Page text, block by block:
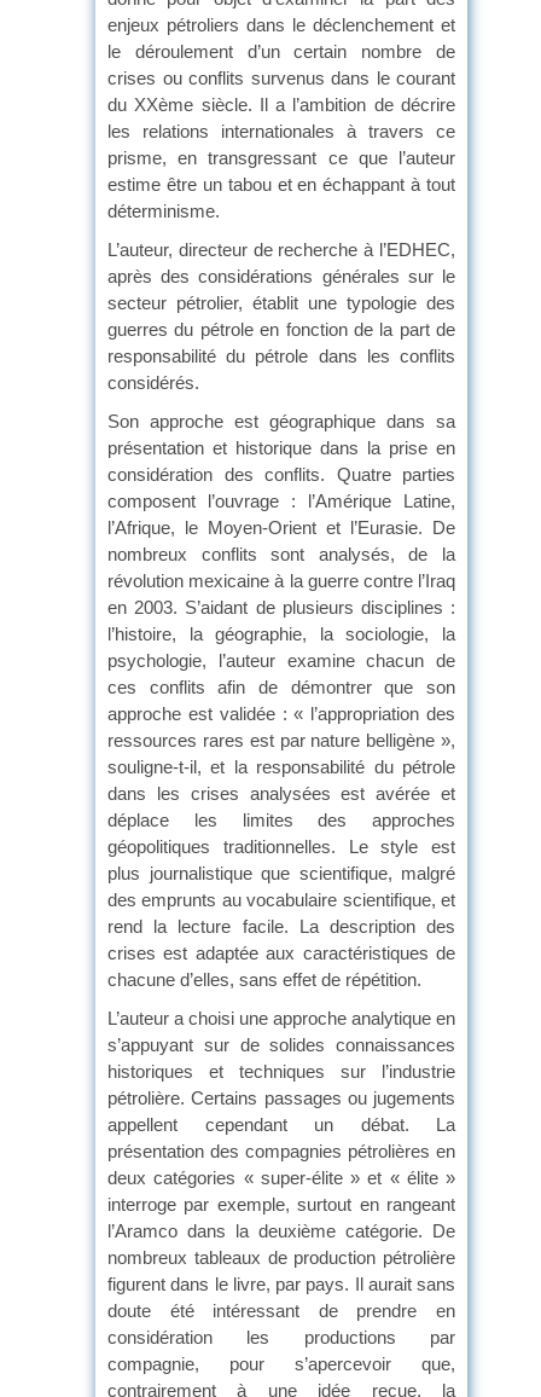
enjeux pétroliers dans le déclenchement et
le déroulement d’un certain nombre de
crises ou conflits survenus dans le courant
du XXème siècle. Il a l’ambition de décrire
les relations internationales à travers ce
prisme, en transgressant ce que l’auteur
estime être un tabou et en échappant à tout
déterminisme.
L’auteur, directeur de recherche à l’EDHEC,
après des considérations générales sur le
secteur pétrolier, établit une typologie des
guerres du pétrole en fonction de la part de
responsabilité du pétrole dans les conflits
considérés.
Son approche est géographique dans sa
présentation et historique dans la prise en
considération des conflits. Quatre parties
composent l’ouvrage : l’Amérique Latine,
l’Afrique, le Moyen-Orient et l’Eurasie. De
nombreux conflits sont analysés, de la
révolution mexicaine à la guerre contre l’Iraq
en 2003. S’aidant de plusieurs disciplines :
l’histoire, la géographie, la sociologie, la
psychologie, l’auteur examine chacun de
ces conflits afin de démontrer que son
approche est validée : « l’appropriation des
ressources rares est par nature belligène »,
souligne-t-il, et la responsabilité du pétrole
dans les crises analysées est avérée et
déplace les limites des approches
géopolitiques traditionnelles. Le style est
plus journalistique que scientifique, malgré
des emprunts au vocabulaire scientifique, et
rend la lecture facile. La description des
crises est adaptée aux caractéristiques de
chacune d’elles, sans effet de répétition.
L’auteur a choisi une approche analytique en
s’appuyant sur de solides connaissances
historiques et techniques sur l’industrie
pétrolière. Certains passages ou jugements
appellent cependant un débat. La
présentation des compagnies pétrolières en
deux catégories « super-élite » et « élite »
interroge par exemple, surtout en rangeant
l’Aramco dans la deuxième catégorie. De
nombreux tableaux de production pétrolière
figurent dans le livre, par pays. Il aurait sans
doute été intéressant de prendre en
considération les productions par
compagnie, pour s’apercevoir que,
contrairement à une idée reçue, la